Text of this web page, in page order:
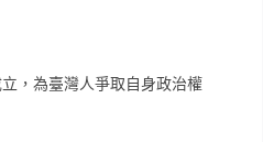
，為臺灣人爭取自身政治權